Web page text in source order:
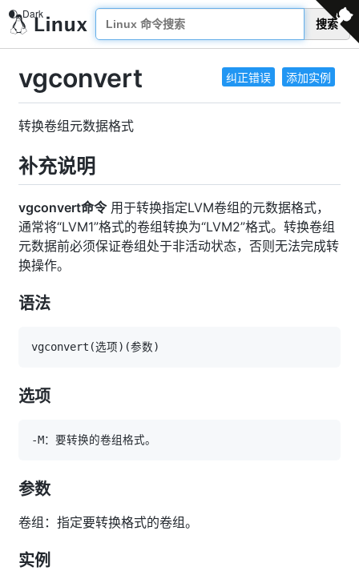
搜索
纠正错误 添加实例
vgconvert
转换卷组元数据格式
补充说明
vgconvert命令用于转换指定LVM卷组的元数据格式，
通常将“LVM1”格式的卷组转换为“LVM2”格式。转换卷组
元数据前必须保证卷组处于非活动状态，否则无法完成转
换操作。
语法
vgconvert (选项) (参数)
选项
参数
卷组：指定要转换格式的卷组。
实例